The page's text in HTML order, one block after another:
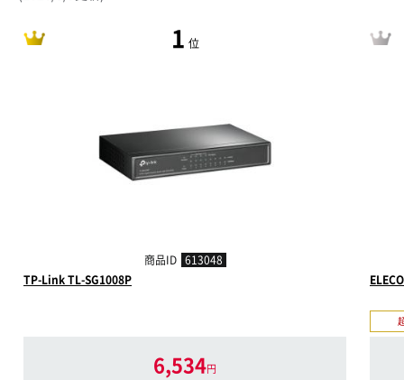
1 位
商品ID 613048
TP-Link TL-SG1008P
6,534円